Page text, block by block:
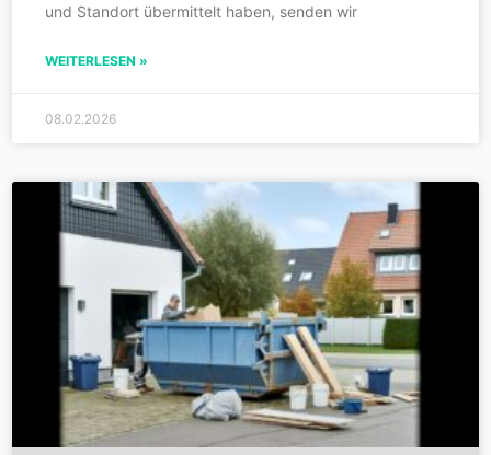
und Standort übermittelt haben, senden wir
WEITERLESEN »
08.02.2026